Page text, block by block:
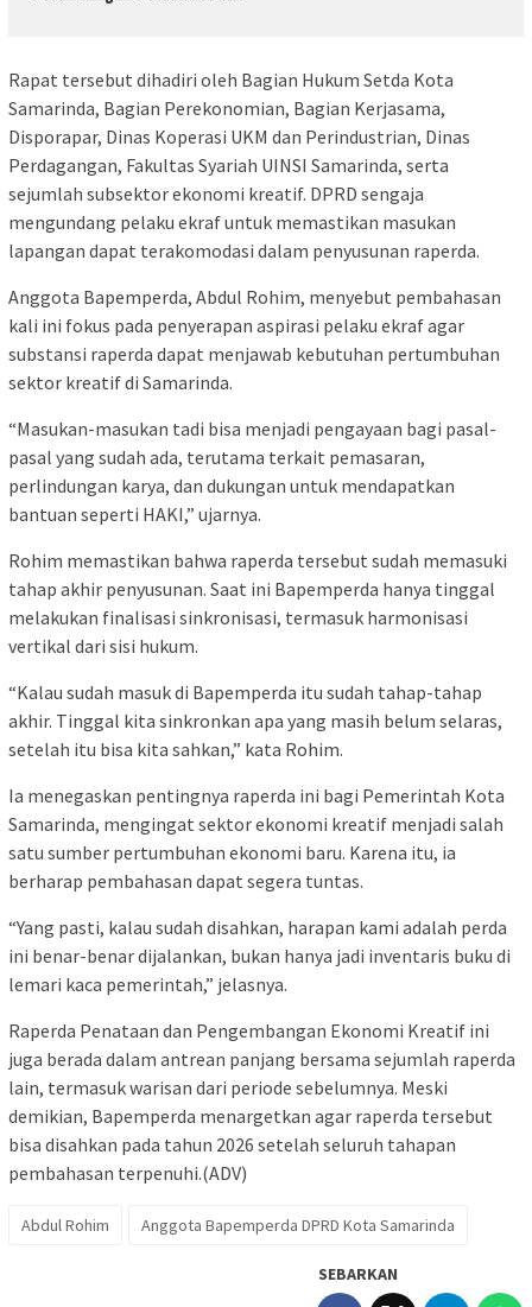
Rapat tersebut dihadiri oleh Bagian Hukum Setda Kota
Samarinda, Bagian Perekonomian, Bagian Kerjasama,
Disporapar, Dinas Koperasi UKM dan Perindustrian, Dinas
Perdagangan, Fakultas Syariah UINSI Samarinda, serta
sejumlah subsektor ekonomi kreatif. DPRD sengaja
mengundang pelaku ekraf untuk memastikan masukan
lapangan dapat terakomodasi dalam penyusunan raperda.
Anggota Bapemperda, Abdul Rohim, menyebut pembahasan
kali ini fokus pada penyerapan aspirasi pelaku ekraf agar
substansi raperda dapat menjawab kebutuhan pertumbuhan
sektor kreatif di Samarinda.
“Masukan-masukan tadi bisa menjadi pengayaan bagi pasal-
pasal yang sudah ada, terutama terkait pemasaran,
perlindungan karya, dan dukungan untuk mendapatkan
bantuan seperti HAKI,” ujarnya.
Rohim memastikan bahwa raperda tersebut sudah memasuki
tahap akhir penyusunan. Saat ini Bapemperda hanya tinggal
melakukan finalisasi sinkronisasi, termasuk harmonisasi
vertikal dari sisi hukum.
“Kalau sudah masuk di Bapemperda itu sudah tahap-tahap
akhir. Tinggal kita sinkronkan apa yang masih belum selaras,
setelah itu bisa kita sahkan,” kata Rohim.
Ia menegaskan pentingnya raperda ini bagi Pemerintah Kota
Samarinda, mengingat sektor ekonomi kreatif menjadi salah
satu sumber pertumbuhan ekonomi baru. Karena itu, ia
berharap pembahasan dapat segera tuntas.
“Yang pasti, kalau sudah disahkan, harapan kami adalah perda
ini benar-benar dijalankan, bukan hanya jadi inventaris buku di
lemari kaca pemerintah,” jelasnya.
Raperda Penataan dan Pengembangan Ekonomi Kreatif ini
juga berada dalam antrean panjang bersama sejumlah raperda
lain, termasuk warisan dari periode sebelumnya. Meski
demikian, Bapemperda menargetkan agar raperda tersebut
bisa disahkan pada tahun 2026 setelah seluruh tahapan
pembahasan terpenuhi.(ADV)
Abdul Rohim Anggota Bapemperda DPRD Kota Samarinda
SEBARKAN